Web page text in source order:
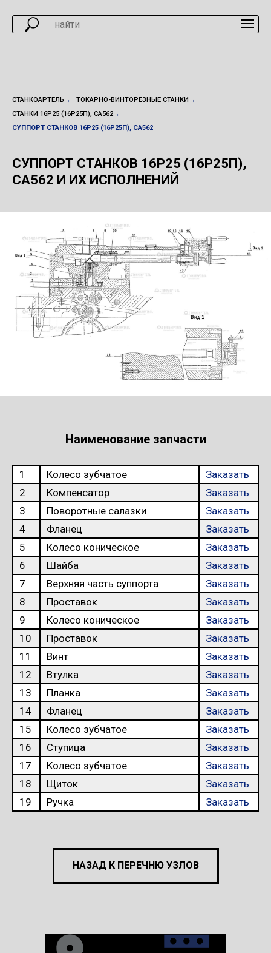
СТАНКОАРТЕЛЬ → ТОКАРНО-ВИНТОРЕЗНЫЕ СТАНКИ →
СТАНКИ 16Р25 (16Р25П), СА562→
СУППОРТ СТАНКОВ 16Р25 (16Р25П), СА562
СУППОРТ СТАНКОВ 16Р25 (16Р25П),
СА562 И ИХ ИСПОЛНЕНИЙ
Наименование запчасти
1 Колесо зубчатое
Заказать
2
Компенсатор
Заказать
3
Поворотные салазки
Заказать
4
Фланец
Заказать
5
Колесо коническое
Заказать
6
Шайба
Заказать
7
Верхняя часть суппорта
Заказать
8
Проставок
Заказать
9
Колесо коническое
Заказать
10
Проставок
Заказать
11
Винт
Заказать
12
Втулка
Заказать
13
Планка
Заказать
14
Фланец
Заказать
15
Колесо зубчатое
Заказать
16
Ступица
Заказать
17
Колесо зубчатое
Заказать
18
Щиток
Заказать
19
Ручка Заказать
НАЗАД К ПЕРЕЧНЮ УЗЛОВ